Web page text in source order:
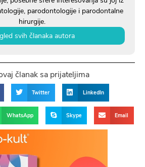
parodontologije i parodontalne
hirurgije.
svih članaka autora
članak sa prijateljima
Twitter LinkedIn
WhatsApp Skype Email